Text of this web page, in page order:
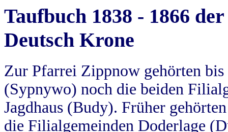
Taufbuch 1838 - 1866
Deutsch Krone
Zur Pfarrei Zippnow gehörten
(Sypnywo) noch die beiden
Jagdhaus (Budy). Früher
die Filialgemeinden Doderlage